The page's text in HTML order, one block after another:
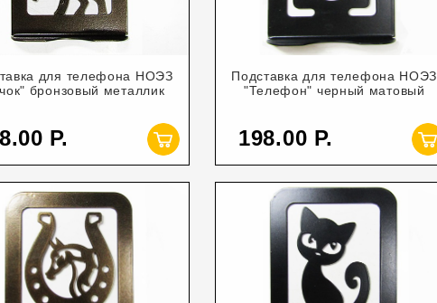
для телефона НОЭЗ
бронзовый металлик
Подставка для телефона НОЭЗ
"Телефон" черный матовый
198.00